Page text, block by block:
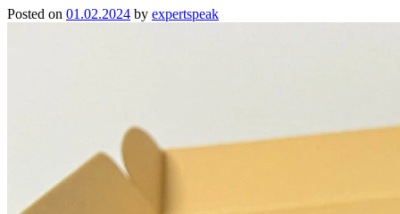
Posted on 01.02.2024 by expertspeak